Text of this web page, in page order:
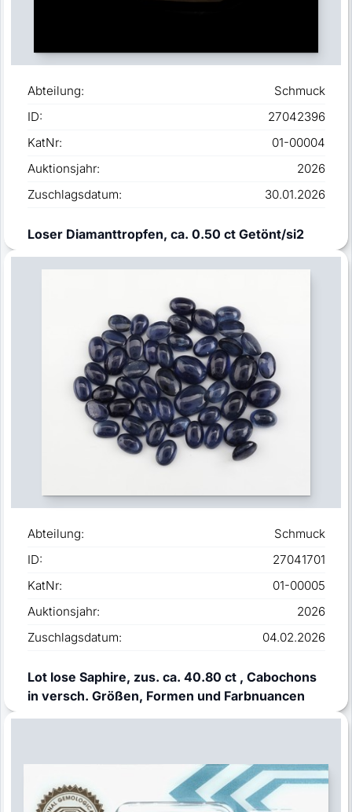
Abteilung:
Schmuck
ID:
27042396
KatNr:
01-00004
Auktionsjahr:
2026
Zuschlagsdatum:
30.01.2026
Loser Diamanttropfen, ca. 0.50 ct Getönt/si2
Abteilung:
Schmuck
ID:
27041701
KatNr:
01-00005
Auktionsjahr:
2026
Zuschlagsdatum:
04.02.2026
Lot lose Saphire, zus. ca. 40.80 ct , Cabochons
in versch. Größen, Formen und Farbnuancen